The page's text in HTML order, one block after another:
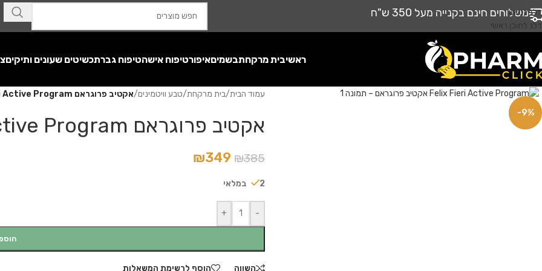
דלג לניווט
דלג לתוכן ראשי
משלוחים חינם בקנייה מעל 350 ש"ח
ראשיבית מרקחתבשמיםאיפורטיפוח אישהטיפוח גברתכשיטים שעונים ותיקים
-9%
לחץ להגדלה
עמוד הבית/בית מרקחת/טבע וויטמינים/אקטיב פרוגראם Felix Fieri Active Program
אקטיב פרוגראם Felix Fieri Active Program
₪385
₪349
2 במלאי
-
+
השווה הוסף לרשימת המשאלות